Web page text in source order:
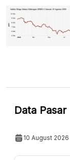
Data Pasar
10 August 2026